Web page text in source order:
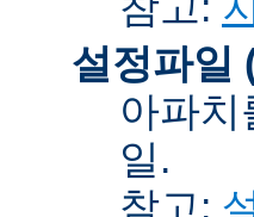
설정파
아파치
일.
참고: